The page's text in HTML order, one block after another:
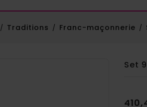
Traditions Franc-maçonnerie
Set